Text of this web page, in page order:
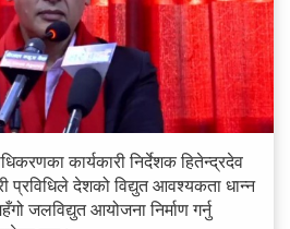
कार्यकारी निर्देशक हितेन्द्रदेव
प्रविधिले देशको विद्युत आवश्यकता धान्न
जलविद्युत आयोजना निर्माण गर्नु